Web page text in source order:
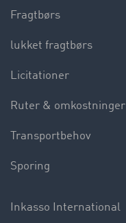
Fragtbørs
lukket fragtbørs
Licitationer
Ruter & omkostninger
Transportbehov
Sporing
Inkasso International